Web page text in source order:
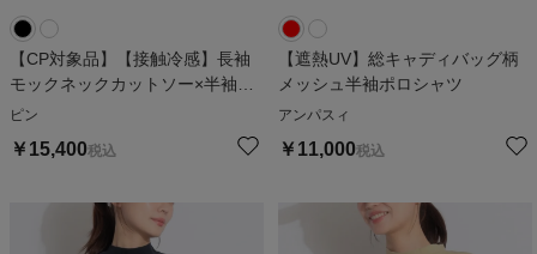
【CP対象品】【接触冷感】長袖
モックネックカットソー×半袖ス
ニードセット
ピン
￥ 15,400税込
【遮熱UV】総キャディバッグ柄
メッシュ半袖ポロシャツ
アンパスィ
￥ 11,000税込